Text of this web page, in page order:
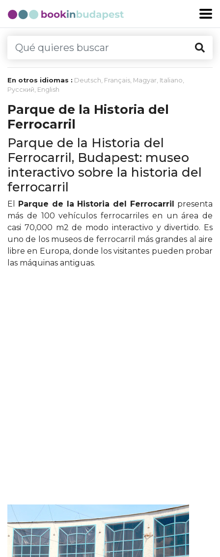
En otros idiomas : Deutsch, Français, Magyar, Italiano,
Русский, English
Parque de la Historia del
Ferrocarril
Parque de la Historia del
Ferrocarril, Budapest: museo
interactivo sobre la historia del
ferrocarril
El Parque de la Historia del Ferrocarril presenta
más de 100 vehículos ferrocarriles en un área de
casi 70,000 m2 de modo interactivo y divertido. Es
uno de los museos de ferrocarril más grandes al aire
libre en Europa, donde los visitantes pueden probar
las máquinas antiguas.